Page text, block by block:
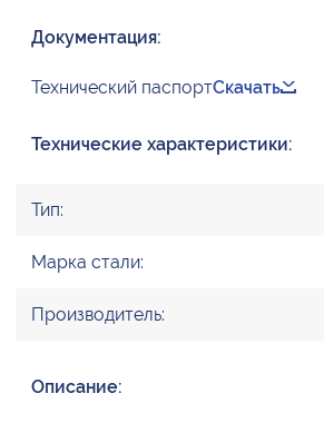
Документация:
Технический паспортСкачать
Технические характеристики:
Тип:
Марка стали:
Производитель:
Описание: